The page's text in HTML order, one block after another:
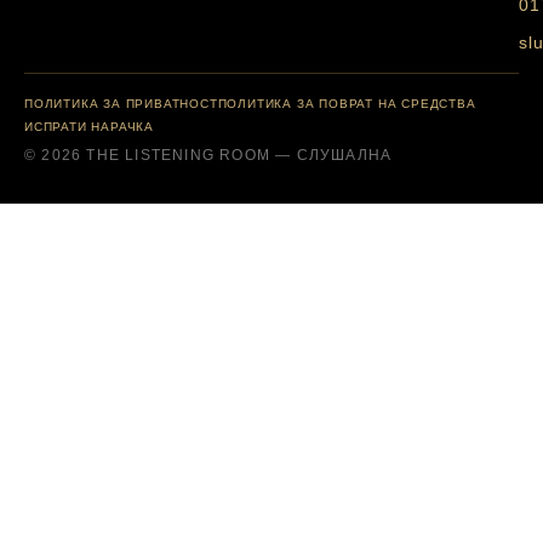
© 2026 THE LISTENING ROOM — СЛУШАЛНА
ПОЛИТИКА ЗА ПРИВАТНОСТПОЛИТИКА ЗА ПОВРАТ НА СРЕДСТВА
ИСПРАТИ НАРАЧКА